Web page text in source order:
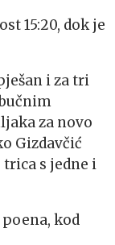
15:20, dok je
i za tri
za novo
Gizdavčić
s jedne i
kod